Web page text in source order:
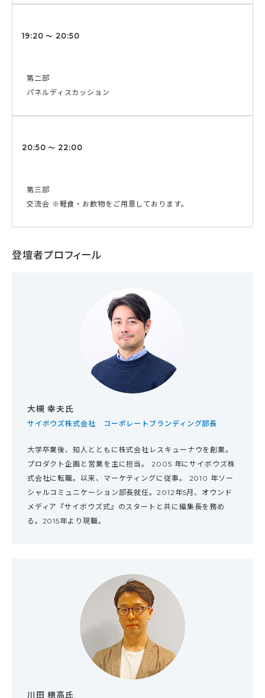
19:20 〜 20:50
第二部
パネルディスカッション
20:50 〜 22:00
第三部
交流会 ※軽食・お飲物をご用意しております。
登壇者プロフィール
大槻 幸夫氏
サイボウズ株式会社 コーポレートブランディング部長
大学卒業後、知人とともに株式会社レスキューナウを創業。
プロダクト企画と営業を主に担当。 2005 年にサイボウズ株
式会社に転職。以来、マーケティングに従事。 2010 年ソー
シャルコミュニケーション部長就任。2012年5月、オウンド
メディア『サイボウズ式』のスタートと共に編集長を務め
る。2015年より現職。
川田 穂高氏